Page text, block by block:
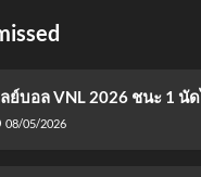
ลย์บอล VNL 2026 ชนะ 1 นั
08/05/2026